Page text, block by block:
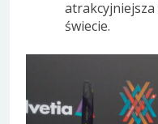
świecie.